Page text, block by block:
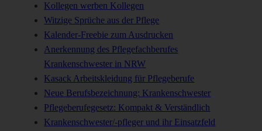
Kollegen werben Kollegen
Witzige Sprüche aus der Pflege
Kalender-Freebie zum Ausdrucken
Anerkennung des Pflegefachberufes
Krankenschwester in NRW
Kasack Arbeitskleidung für Pflegeberufe
Neue Berufsbezeichnung: Krankenschwester
Pflegeberufegesetz: Kompakt & Verständlich
Krankenschwester/-pfleger und ihr Einsatzfeld